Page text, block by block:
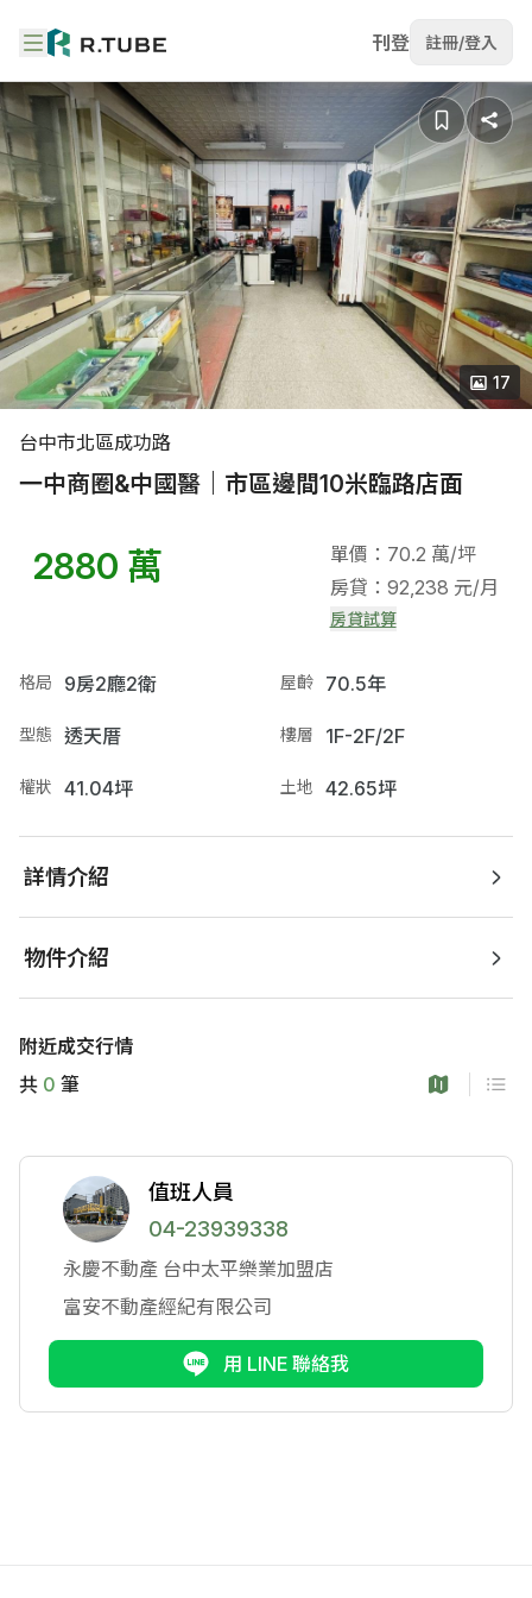
刊登 註冊/登入
台中市北區成功路
一中商圈&中國醫｜市區邊間10米臨路店面
17
2880 萬
單價：70.2 萬/坪
房貸：92,238 元/月
房貸試算
格局 9房2廳2衛 屋齡 70.5年
型態 透天厝 樓層 1F-2F/2F
權狀 41.04坪 土地 42.65坪
詳情介紹
物件介紹
附近成交行情
共 0 筆
值班人員
04-23939338
永慶不動產 台中太平樂業加盟店
富安不動產經紀有限公司
用 LINE 聯絡我